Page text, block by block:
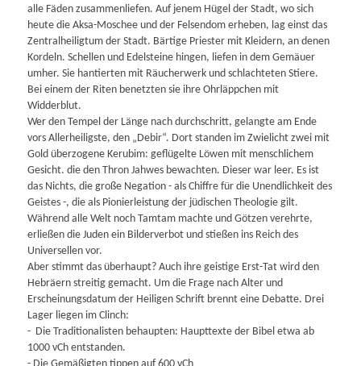
alle Fäden zusammenliefen. Auf jenem Hügel der Stadt, wo sich
heute die Aksa-Moschee und der Felsendom erheben, lag einst das
Zentralheiligtum der Stadt. Bärtige Priester mit Kleidern, an denen
Kordeln. Schellen und Edelsteine hingen, liefen in dem Gemäuer
umher. Sie hantierten mit Räucherwerk und schlachteten Stiere.
Bei einem der Riten benetzten sie ihre Ohrläppchen mit
Widderblut.
Wer den Tempel der Länge nach durchschritt, gelangte am Ende
vors Allerheiligste, den „Debir“. Dort standen im Zwielicht zwei mit
Gold überzogene Kerubim: geflügelte Löwen mit menschlichem
Gesicht. die den Thron Jahwes bewachten. Dieser war leer. Es ist
das Nichts, die große Negation - als Chiffre für die Unendlichkeit des
Geistes -, die als Pionierleistung der jüdischen Theologie gilt.
Während alle Welt noch Tamtam machte und Götzen verehrte,
erließen die Juden ein Bilderverbot und stießen ins Reich des
Universellen vor.
Aber stimmt das überhaupt? Auch ihre geistige Erst-Tat wird den
Hebräern streitig gemacht. Um die Frage nach Alter und
Erscheinungsdatum der Heiligen Schrift brennt eine Debatte. Drei
Lager liegen im Clinch:
- Die Traditionalisten behaupten: Haupttexte der Bibel etwa ab
1000 vCh entstanden.